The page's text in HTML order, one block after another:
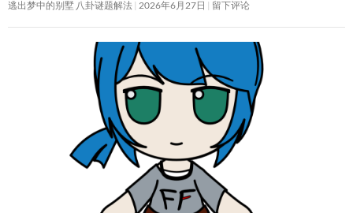
逃出梦中的别墅 八卦谜题解法 2026年6月27日 留下评论